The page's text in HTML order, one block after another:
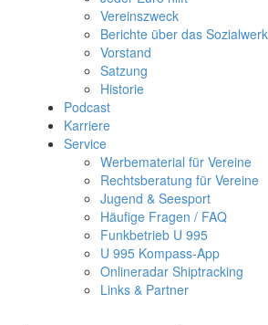
Vereinszweck
Berichte über das Sozialwerk
Vorstand
Satzung
Historie
Podcast
Karriere
Service
Werbematerial für Vereine
Rechtsberatung für Vereine
Jugend & Seesport
Häufige Fragen / FAQ
Funkbetrieb U 995
U 995 Kompass-App
Onlineradar Shiptracking
Links & Partner